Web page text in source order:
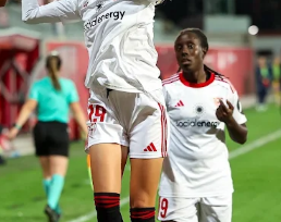
a Alberto Flores" por Rafa
de Sow
pasada se vio